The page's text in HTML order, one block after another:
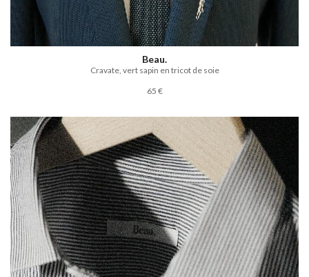
Beau.
Cravate, vert sapin en tricot de soie
65 €